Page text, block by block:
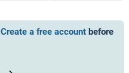
Create a free account before